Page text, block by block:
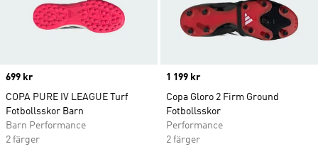
Price
699 kr
COPA PURE IV LEAGUE Turf
Fotbollsskor Barn
Barn Performance
2 färger
Price
1 199 kr
Copa Gloro 2 Firm Ground
Fotbollsskor
Performance
2 färger